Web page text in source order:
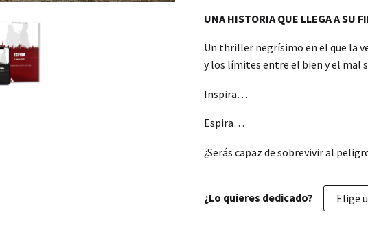
UNA HISTORIA QUE LLEGA A SU
Un thriller negrísimo en el que la
y los límites entre el bien y el mal
Inspira…
Espira…
¿Serás capaz de sobrevivir al
¿Lo quieres dedicado? Elige